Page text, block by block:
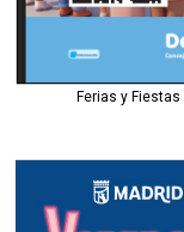
Ferias y